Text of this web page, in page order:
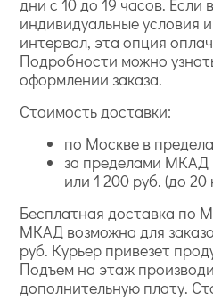
дни с 10 до 19 часов. Если
индивидуальные условия
интервал, эта опция
Подробности можно
оформлении заказа.
Стоимость доставки:
по Москве в
за пределами МКАД
или 1 200 руб. (до 20
Бесплатная доставка по
МКАД возможна для
руб. Курьер привезет
Подъем на этаж
дополнительную плату.